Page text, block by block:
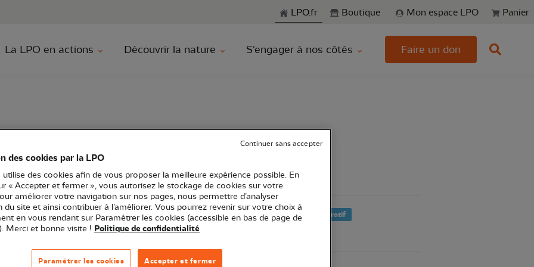
Aller à la rechercheLPO.fr Boutique Mon espace LPO Panier
La LPO en actions Découvrir la nature S'engager à nos côtés Faire un don
Rhône-Alpes Ambassadeur 01 - Ain Audiovisuel
Support administratif
des cookies par la LPO
utilise des cookies afin de vous proposer la meilleure expérience possible. En
« Accepter et fermer », vous autorisez le stockage de cookies sur votre
améliorer votre navigation sur nos pages, nous permettre d’analyser
du site et ainsi contribuer à l’améliorer. Vous pourrez revenir sur votre choix à
en vous rendant sur Paramétrer les cookies (accessible en bas de page de
Merci et bonne visite ! Politique de confidentialité
Accepter et fermer
Paramétrer les cookies
Continuer sans accepter